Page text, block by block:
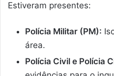
Estiveram presentes:
Polícia Militar (PM):
área.
Polícia Civil e Polícia